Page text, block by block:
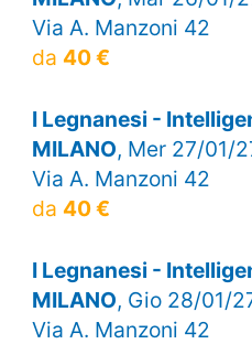
Via A. Manzoni 42
da 40 €
I Legnanesi -
MILANO, Mer 27/01/
Via A. Manzoni 42
da 40 €
I Legnanesi -
MILANO, Gio 28/01/
Via A. Manzoni 42